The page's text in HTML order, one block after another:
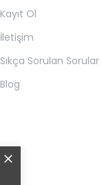
Kayıt Ol
İletişim
Sıkça Sorulan Sorular
Blog